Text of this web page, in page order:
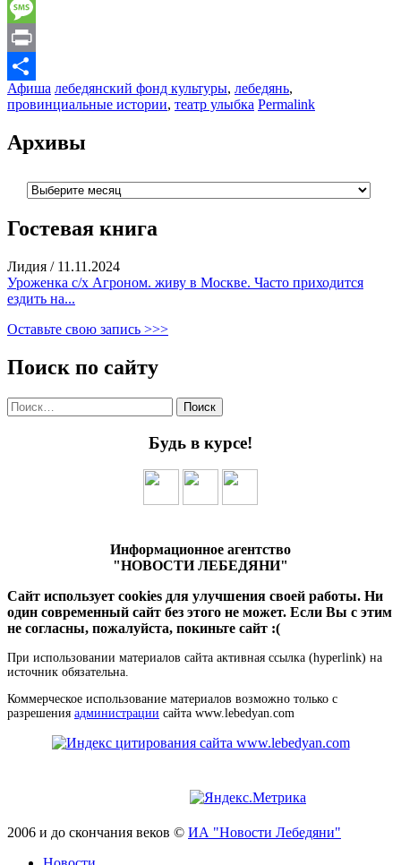
Email
Message
Print
Отправить
Афиша лебедянский фонд культуры, лебедянь,
провинциальные истории, театр улыбка Permalink
Архивы
Архивы
Гостевая книга
Лидия / 11.11.2024
Уроженка с/х Агроном. живу в Москве. Часто приходится
ездить на...
Оставьте свою запись >>>
Поиск по сайту
Найти:
Будь в курсе!
Информационное агентство
"НОВОСТИ ЛЕБЕДЯНИ"
Сайт использует cookies для улучшения своей работы. Ни
один современный сайт без этого не может. Если Вы с этим
не согласны, пожалуйста, покиньте сайт :(
При использовании материалов сайта активная ссылка (hyperlink) на
источник обязательна.
Коммерческое использование материалов возможно только с
разрешения администрации сайта www.lebedyan.com
2006 и до скончания веков © ИА "Новости Лебедяни"